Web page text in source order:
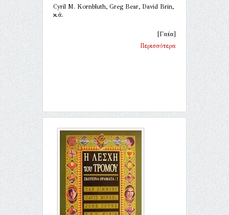
Cyril M. Kornbluth, Greg Bear, David Brin,
κ.ά.
[Γαία]
Περισσότερα